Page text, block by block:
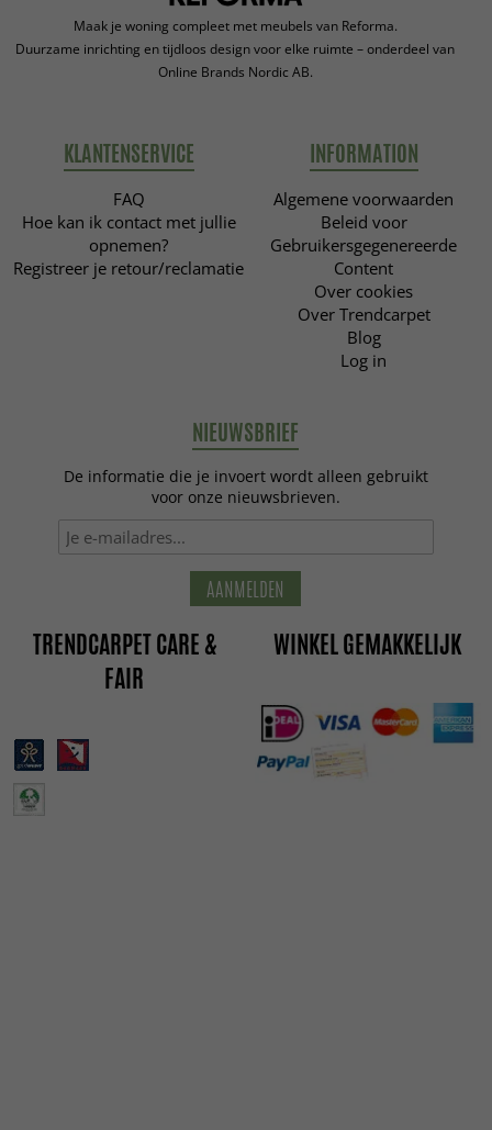
Maak je woning compleet met meubels van Reforma.
Duurzame inrichting en tijdloos design voor elke ruimte – onderdeel van
Online Brands Nordic AB.
KLANTENSERVICE
FAQ
Hoe kan ik contact met jullie
opnemen?
Registreer je retour/reclamatie
INFORMATION
Algemene voorwaarden
Beleid voor
Gebruikersgegenereerde
Content
Over cookies
Over Trendcarpet
Blog
Log in
NIEUWSBRIEF
De informatie die je invoert wordt alleen gebruikt
voor onze nieuwsbrieven.
AANMELDEN
TRENDCARPET CARE &
FAIR
WINKEL GEMAKKELIJK